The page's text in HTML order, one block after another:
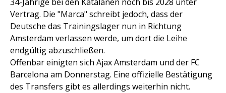
Vertrag. Die "Marca" schreibt jedoch, dass der
Deutsche das Trainingslager nun in Richtung
Amsterdam verlassen werde, um dort die Leihe
endgültig abzuschließen.
Offenbar einigten sich Ajax Amsterdam und der FC
Barcelona am Donnerstag. Eine offizielle Bestätigung
des Transfers gibt es allerdings weiterhin nicht.